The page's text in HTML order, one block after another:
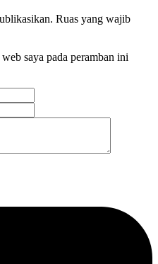
Ruas yang wajib
saya pada peramban ini